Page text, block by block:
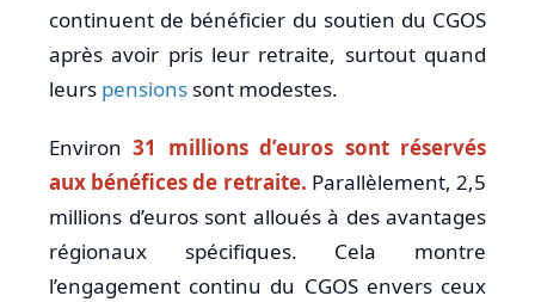
continuent de bénéficier du soutien du CGOS
après avoir pris leur retraite, surtout quand
leurs pensions sont modestes.
Environ31 millions d’euros sont réservés
aux bénéfices de retraite. Parallèlement, 2,5
millions d’euros sont alloués à des avantages
régionaux spécifiques. Cela montre
l’engagement continu du CGOS envers ceux